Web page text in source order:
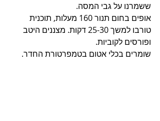
ששמרנו על גבי המסה.
אופים בחום תנור 160 מעלות, תוכנית
טורבו למשך 25-30 דקות. מצננים היטב
ופורסים לקוביות.
שומרים בכלי אטום בטמפרטורת החדר.